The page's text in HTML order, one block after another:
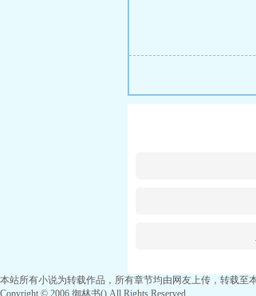
本站所有小说为转载作品，所有章节均由网友上传，转载至
Copyright © 2006 御林书() All Rights Reserved.